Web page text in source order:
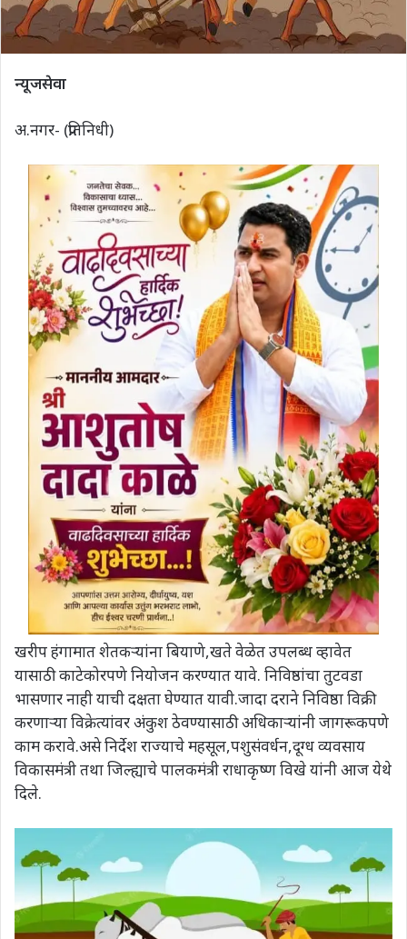
न्यूजसेवा
अ.नगर- (प्रतिनिधी)
खरीप हंगामात शेतकऱ्यांना बियाणे,खते वेळेत उपलब्ध व्हावेत
यासाठी काटेकोरपणे नियोजन करण्यात यावे. निविष्ठांचा तुटवडा
भासणार नाही याची दक्षता घेण्यात यावी.जादा दराने निविष्ठा विक्री
करणाऱ्या विक्रेत्यांवर अंकुश ठेवण्यासाठी अधिकाऱ्यांनी जागरूकपणे
काम करावे.असे निर्देश राज्याचे महसूल,पशुसंवर्धन,दूग्ध व्यवसाय
विकासमंत्री तथा जिल्ह्याचे पालकमंत्री राधाकृष्ण विखे यांनी आज येथे
दिले.